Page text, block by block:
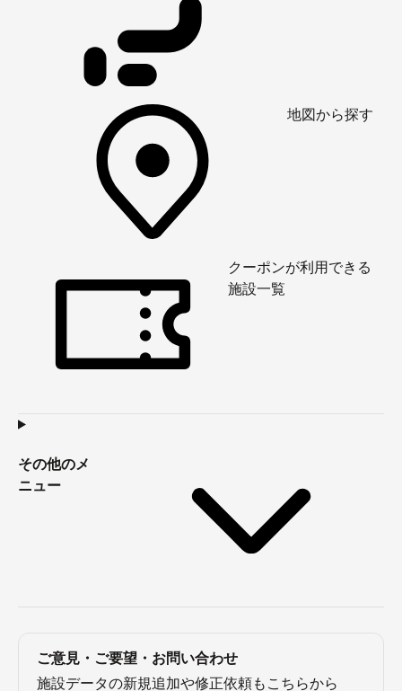
地図から探す
クーポンが利用できる
施設一覧
その他のメ
ニュー
ご意見・ご要望・お問い合わせ
施設データの新規追加や修正依頼もこちらから